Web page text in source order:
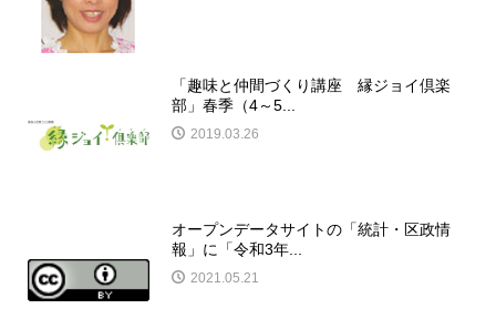
「趣味と仲間づくり講座 縁ジョイ倶楽
部」春季（4～5...
2019.03.26
オープンデータサイトの「統計・区政情
報」に「令和3年...
2021.05.21